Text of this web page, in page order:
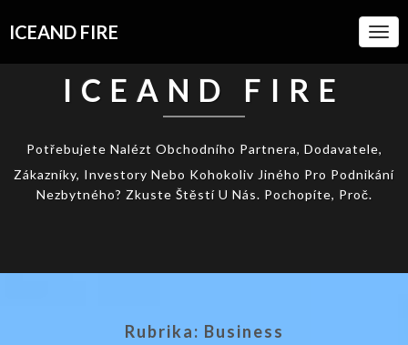
ICEAND FIRE
ICEAND FIRE
Potřebujete Nalézt Obchodního Partnera, Dodavatele,
Zákazníky, Investory Nebo Kohokoliv Jiného Pro Podnikání
Nezbytného? Zkuste Štěstí U Nás. Pochopíte, Proč.
Rubrika: Business